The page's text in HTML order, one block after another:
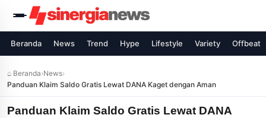
Beranda News Trend Hype Lifestyle Variety Offbeat
⌂ Beranda›News›
Panduan Klaim Saldo Gratis Lewat DANA Kaget dengan Aman
Panduan Klaim Saldo Gratis Lewat DANA